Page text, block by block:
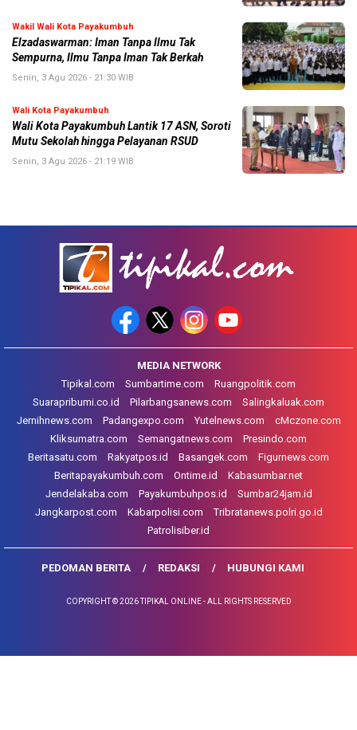
Wakil Wali Kota Payakumbuh
Elzadaswarman: Iman Tanpa Ilmu Tak
Sempurna, Ilmu Tanpa Iman Tak Berkah
Senin, 3 Agu 2026 - 21:30 WIB
Wali Kota Payakumbuh
Wali Kota Payakumbuh Lantik 17 ASN, Soroti
Mutu Sekolah hingga Pelayanan RSUD
Senin, 3 Agu 2026 - 21:19 WIB
MEDIA NETWORK
Tipikal.com
Sumbartime.com
Ruangpolitik.com
Suarapribumi.co.id
Pilarbangsanews.com
Salingkaluak.com
Jernihnews.com
Padangexpo.com Yutelnews.com
cMczone.com
Kliksumatra.com
Semangatnews.com
Presindo.com
Beritasatu.com
Rakyatpos.id Basangek.com
Figurnews.com
Beritapayakumbuh.com
Ontime.id
Kabasumbar.net
Jendelakaba.com
Payakumbuhpos.id
Sumbar24jam.id
Jangkarpost.com
Kabarpolisi.com
Tribratanews.polri.go.id
Patrolisiber.id
PEDOMAN BERITA REDAKSI HUBUNGI KAMI
COPYRIGHT © 2026 TIPIKAL ONLINE - ALL RIGHTS RESERVED